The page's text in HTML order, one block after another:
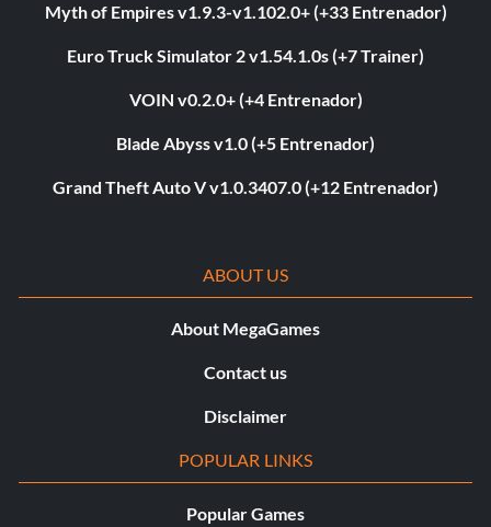
Myth of Empires v1.9.3-v1.102.0+ (+33 Entrenador)
Euro Truck Simulator 2 v1.54.1.0s (+7 Trainer)
VOIN v0.2.0+ (+4 Entrenador)
Blade Abyss v1.0 (+5 Entrenador)
Grand Theft Auto V v1.0.3407.0 (+12 Entrenador)
ABOUT US
About MegaGames
Contact us
Disclaimer
POPULAR LINKS
Popular Games